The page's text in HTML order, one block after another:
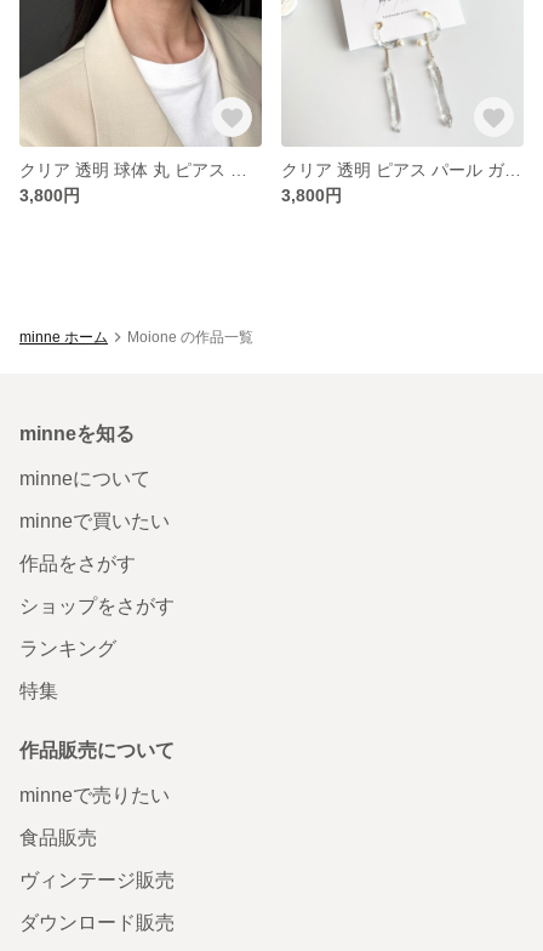
3,800円
クリア 透明 ピアス パール ガラス風 個性的 上品
3,800円
minne ホーム Moione の作品一覧
minneを知る
minneについて
minneで買いたい
作品をさがす
ショップをさがす
ランキング
特集
作品販売について
minneで売りたい
食品販売
ヴィンテージ販売
ダウンロード販売